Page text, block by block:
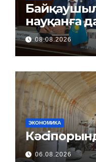
науқанға
08.08.2026
ЭКОНОМИКА
06.08.2026